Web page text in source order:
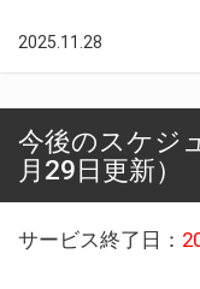
2025.11.28
今後のスケジ
月29日更新）
サービス終了日：